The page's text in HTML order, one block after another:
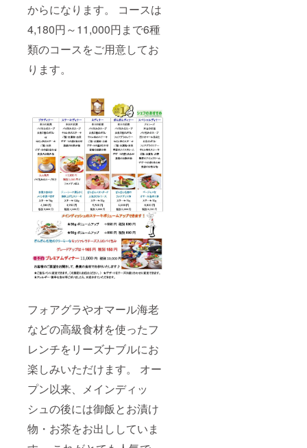
からになります。 コースは
4,180円～11,000円まで6種
類のコースをご用意してお
ります。
フォアグラやオマール海老
などの高級食材を使ったフ
レンチをリーズナブルにお
楽しみいただけます。 オー
プン以来、メインディッ
シュの後には御飯とお漬け
物・お茶をお出ししていま